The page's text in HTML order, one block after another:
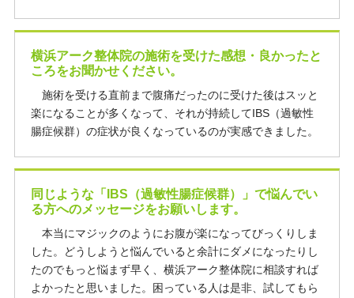
横浜アーク整体院の施術を受けた感想・良かったと
ころをお聞かせください。
施術を受ける直前まで腹痛だったのに受けた後はスッと
楽になることが多くなって、それが持続してIBS（過敏性
腸症候群）の症状が良くなっているのが実感できました。
同じような「IBS（過敏性腸症候群）」で悩んでい
る方へのメッセージをお願いします。
本当にマジックのようにお腹が楽になってびっくりしま
した。どうしようと悩んでいると余計にダメになったりし
たのでもっと悩まず早く、横浜アーク整体院に相談すれば
よかったと思いました。困っている人は是非、試してもら